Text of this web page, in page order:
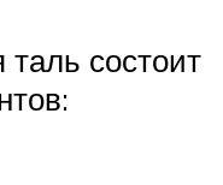
состоит